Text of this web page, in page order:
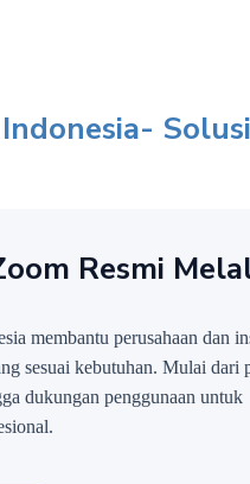
Resmi
membantu perusahaan dan
sesuai kebutuhan. Mulai dari
dukungan penggunaan untuk